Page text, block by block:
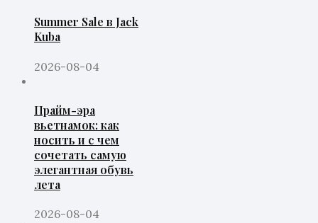
Summer Sale в Jack
Kuba
2026-08-04
Прайм-эра
вьетнамок: как
носить и с чем
сочетать самую
элегантная обувь
лета
2026-08-04